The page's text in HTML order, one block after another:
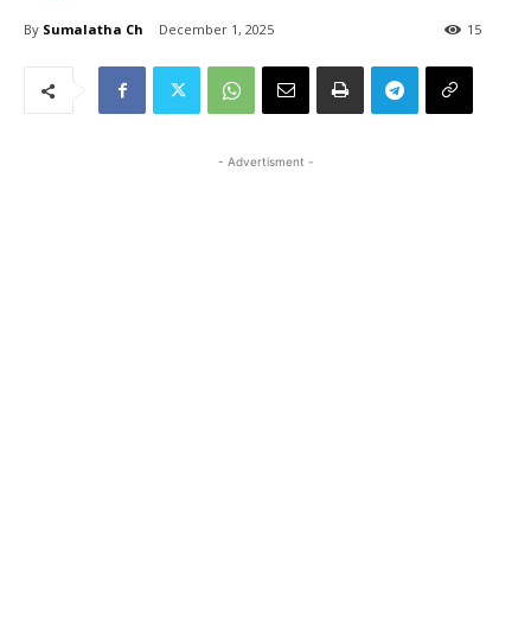
By Sumalatha Ch December 1, 2025 15
- Advertisment -